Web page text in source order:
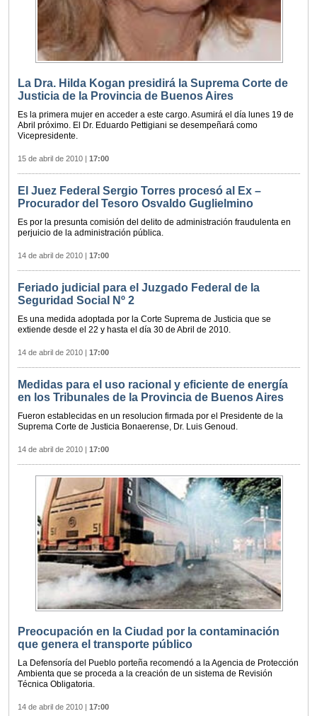
La Dra. Hilda Kogan presidirá la Suprema Corte de
Justicia de la Provincia de Buenos Aires
Es la primera mujer en acceder a este cargo. Asumirá el día lunes 19 de
Abril próximo. El Dr. Eduardo Pettigiani se desempeñará como
Vicepresidente.
15 de abril de 2010 | 17:00
El Juez Federal Sergio Torres procesó al Ex –
Procurador del Tesoro Osvaldo Guglielmino
Es por la presunta comisión del delito de administración fraudulenta en
perjuicio de la administración pública.
14 de abril de 2010 | 17:00
Feriado judicial para el Juzgado Federal de la
Seguridad Social Nº 2
Es una medida adoptada por la Corte Suprema de Justicia que se
extiende desde el 22 y hasta el día 30 de Abril de 2010.
14 de abril de 2010 | 17:00
Medidas para el uso racional y eficiente de energía
en los Tribunales de la Provincia de Buenos Aires
Fueron establecidas en un resolucion firmada por el Presidente de la
Suprema Corte de Justicia Bonaerense, Dr. Luis Genoud.
14 de abril de 2010 | 17:00
Preocupación en la Ciudad por la contaminación
que genera el transporte público
La Defensoría del Pueblo porteña recomendó a la Agencia de Protección
Ambienta que se proceda a la creación de un sistema de Revisión
Técnica Obligatoria.
14 de abril de 2010 17:00